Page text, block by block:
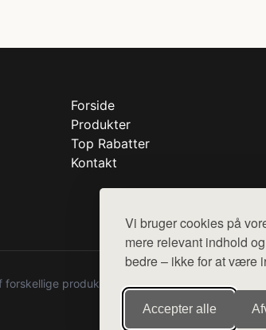
Vi bruger cookies på
mere relevant indhold
bedre – ikke for at være
Accepter alle
Forside
Produkter
Top Rabatter
Kontakt
produkter fra diverse webshops. Der